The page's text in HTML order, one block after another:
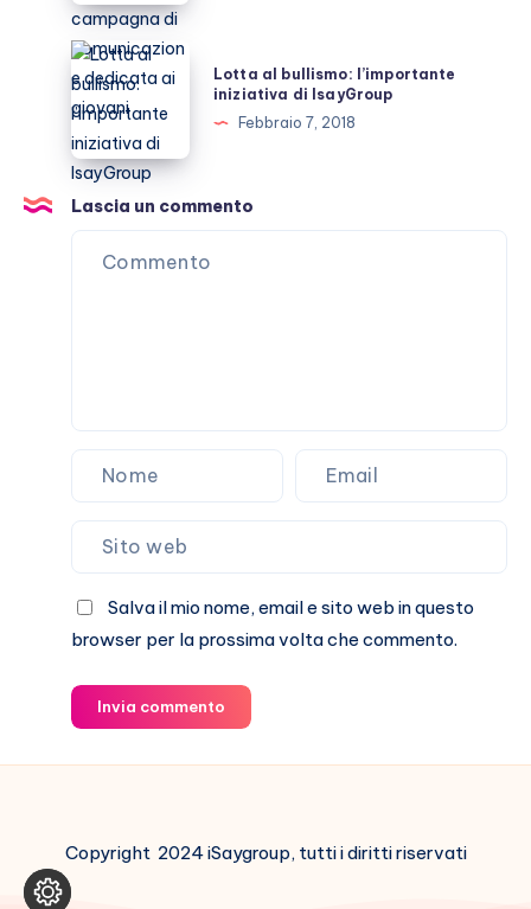
l’innovativa
campagna
di
comunicazione
dedicata
ai
giovani
Lotta
al
bullismo:
l’importante
iniziativa
di
IsayGroup
Lotta al bullismo: l’importante
iniziativa di IsayGroup
Febbraio 7, 2018
Lascia un commento
Salva il mio nome, email e sito web in questo
browser per la prossima volta che commento.
Invia commento
Copyright 2024 iSaygroup, tutti i diritti riservati